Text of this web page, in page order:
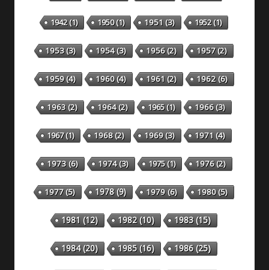
1942(1) 1950(1) 1951 (3) 1952(1)
1953(3) 1954(3) 1956(2) 1957(2)
1959(4) 1960(4) 1961 (2) 1962(6)
1963(2) 1964(2) 1965(1) 1966(3)
1967(1) 1968(2) 1969(3) 1971 (4)
1973(6) 1974(3) 1975(1) 1976(2)
1977(5) 1978(9) 1979(6) 1980(5)
1981 (12) 1982(10) 1983(15)
1984(20) 1985(16) 1986(25)